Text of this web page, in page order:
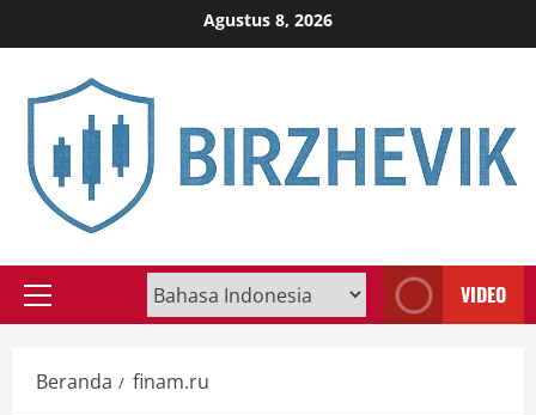
to
Agustus 8, 2026
Primary
VIDEO
Beranda finam.ru